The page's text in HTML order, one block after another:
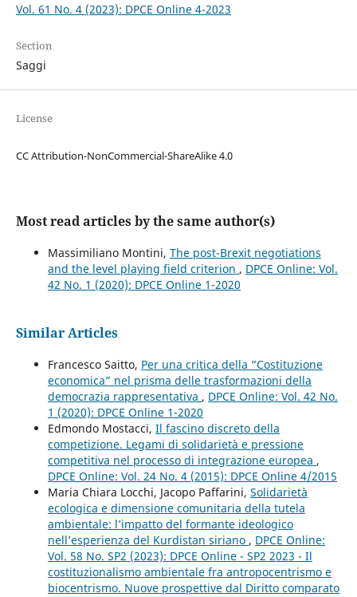
Vol. 61 No. 4 (2023): DPCE Online 4-2023
Section
Saggi
License
CC Attribution-NonCommercial-ShareAlike 4.0
Most read articles by the same author(s)
Massimiliano Montini, The post-Brexit negotiations
and the level playing field criterion , DPCE Online: Vol.
42 No. 1 (2020): DPCE Online 1-2020
Similar Articles
Francesco Saitto, Per una critica della “Costituzione
economica” nel prisma delle trasformazioni della
democrazia rappresentativa , DPCE Online: Vol. 42 No.
1 (2020): DPCE Online 1-2020
Edmondo Mostacci, Il fascino discreto della
competizione. Legami di solidarietà e pressione
competitiva nel processo di integrazione europea ,
DPCE Online: Vol. 24 No. 4 (2015): DPCE Online 4/2015
Maria Chiara Locchi, Jacopo Paffarini, Solidarietà
ecologica e dimensione comunitaria della tutela
ambientale: l’impatto del formante ideologico
nell’esperienza del Kurdistan siriano , DPCE Online:
Vol. 58 No. SP2 (2023): DPCE Online - SP2 2023 - Il
costituzionalismo ambientale fra antropocentrismo e
biocentrismo. Nuove prospettive dal Diritto comparato